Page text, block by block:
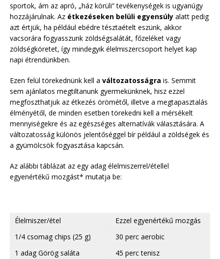
sportok, ám az apró, „ház körüli” tevékenységek is ugyanúgy
hozzájárulnak. Az étkezéseken belüli egyensúly alatt pedig
azt értjük, ha például ebédre tésztaételt eszünk, akkor
vacsorára fogyasszunk zöldségsalátát, főzeléket vagy
zöldségköretet, így mindegyik élelmiszercsoport helyet kap
napi étrendünkben.
Ezen felül törekednünk kell a változatosságra is. Semmit
sem ajánlatos megtiltanunk gyermekünknek, hisz ezzel
megfoszthatjuk az étkezés örömétől, illetve a megtapasztalás
élményétől, de minden esetben törekedni kell a mérsékelt
mennyiségekre és az egészséges alternatívák választására. A
változatosság különös jelentőséggel bír például a zöldségek és
a gyümölcsök fogyasztása kapcsán.
Az alábbi táblázat az egy adag élelmiszerrel/étellel
egyenértékű mozgást* mutatja be:
Élelmiszer/étel
Ezzel egyenértékű mozgás
1/4 csomag chips (25 g)
30 perc aerobic
1 adag Görög saláta
45 perc tenisz